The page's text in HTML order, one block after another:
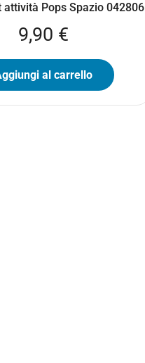
attività Pops Spazio 042806
9,90 €
al carrello